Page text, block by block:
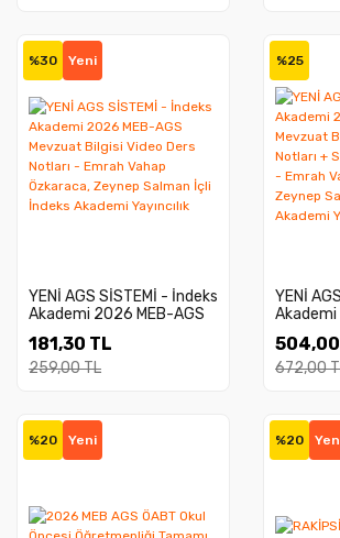
%30 Yeni
YENİ AGS SİSTEMİ - İndeks
Akademi 2026 MEB-AGS
Notları - Emrah Vahap
Özkaraca, Zeynep Salman
181,30 TL
259,00 TL
%25
YENİ
Akademi
Notları +
Set -
Yayıncılık
672,00
%20 Yeni %20